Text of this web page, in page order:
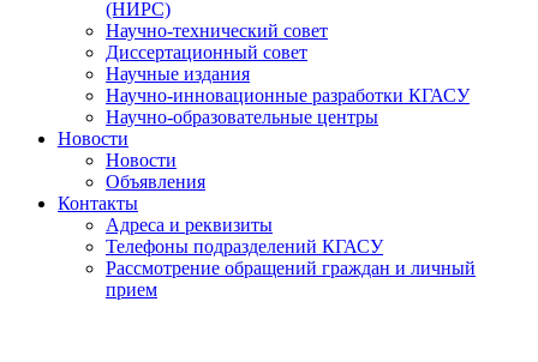
(НИРС)
Научно-технический совет
Диссертационный совет
Научные издания
Научно-инновационные разработки КГАСУ
Научно-образовательные центры
Новости
Новости
Объявления
Контакты
Адреса и реквизиты
Телефоны подразделений КГАСУ
Рассмотрение обращений граждан и личный
прием